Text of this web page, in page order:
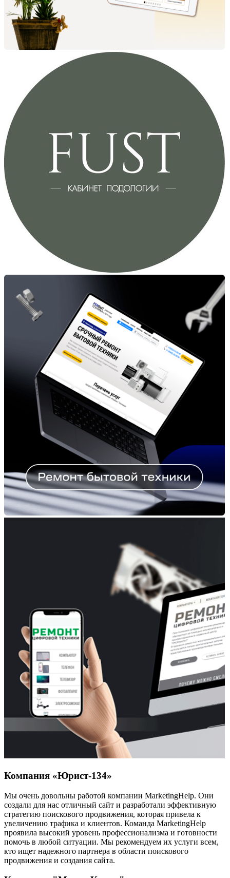
Компания «Юрист-134»
Мы очень довольны работой компании MarketingHelp. Они
создали для нас отличный сайт и разработали эффективную
стратегию поискового продвижения, которая привела к
увеличению трафика и клиентов. Команда MarketingHelp
проявила высокий уровень профессионализма и готовности
помочь в любой ситуации. Мы рекомендуем их услуги всем,
кто ищет надежного партнера в области поискового
продвижения и создания сайта.